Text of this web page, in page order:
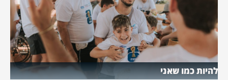
להיות כמו שאני